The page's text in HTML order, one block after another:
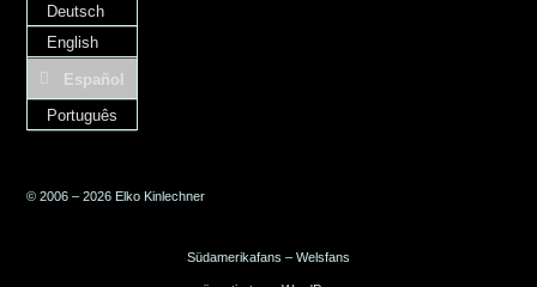
Deutsch
English
Español
Português
© 2006 – 2026 Elko Kinlechner
Südamerikafans – Welsfans